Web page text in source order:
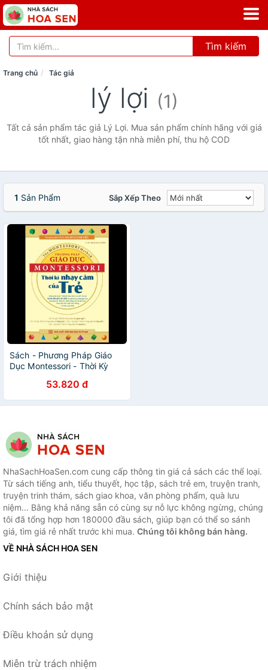
Tìm kiếm
Trang chủ Tác giả
lý lợi (1)
Tất cả sản phẩm tác giả Lý Lợi. Mua sản phẩm chính hãng với giá
tốt nhất, giao hàng tận nhà miễn phí, thu hộ COD
1 Sản Phẩm Sắp Xếp Theo
Sách - Phương Pháp Giáo
Dục Montessori - Thời Kỳ
53.820 đ
NhaSachHoaSen.com cung cấp thông tin giá cả sách các thể loại.
Từ sách tiếng anh, tiểu thuyết, học tập, sách trẻ em, truyện tranh,
truyện trinh thám, sách giao khoa, văn phòng phẩm, quà lưu
niệm... Bằng khả năng sẵn có cùng sự nỗ lực không ngừng, chúng
tôi đã tổng hợp hơn 180000 đầu sách, giúp bạn có thể so sánh
giá, tìm giá rẻ nhất trước khi mua. Chúng tôi không bán hàng.
VỀ NHÀ SÁCH HOA SEN
Giới thiệu
Chính sách bảo mật
Điều khoản sử dụng
Miễn trừ trách nhiệm